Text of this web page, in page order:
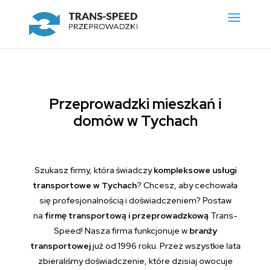
Przeprowadzki mieszkań i
domów w Tychach
Szukasz firmy, która świadczykompleksowe usługi
transportowe w Tychach? Chcesz, aby cechowała
się profesjonalnością i doświadczeniem? Postaw
na firmę transportową i przeprowadzkową Trans-
Speed! Nasza firma funkcjonuje w branży
transportowejjuż od 1996 roku. Przez wszystkie lata
zbieraliśmy doświadczenie, które dzisiaj owocuje